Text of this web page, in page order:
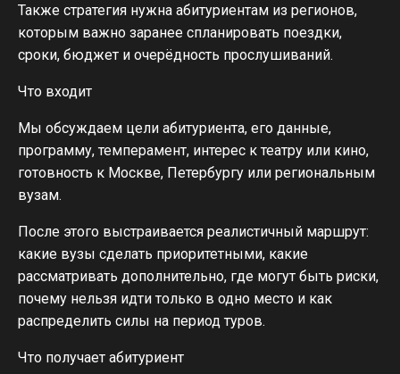
Также стратегия нужна абитуриентам из регионов,
которым важно заранее спланировать поездки,
сроки, бюджет и очерёдность прослушиваний.
Что входит
Мы обсуждаем цели абитуриента, его данные,
программу, темперамент, интерес к театру или кино,
готовность к Москве, Петербургу или региональным
вузам.
После этого выстраивается реалистичный маршрут:
какие вузы сделать приоритетными, какие
рассматривать дополнительно, где могут быть риски,
почему нельзя идти только в одно место и как
распределить силы на период туров.
Что получает абитуриент